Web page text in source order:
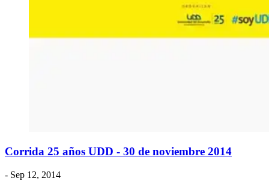
Corrida 25 años UDD - 30 de noviembre 2014
- Sep 12, 2014